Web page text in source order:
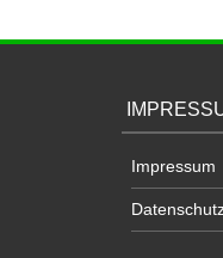
Impressum